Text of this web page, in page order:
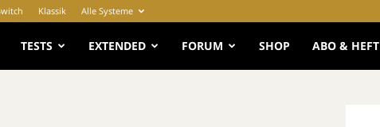
Klassik Alle Systeme
TESTS EXTENDED FORUM SHOP ABO & HEFT